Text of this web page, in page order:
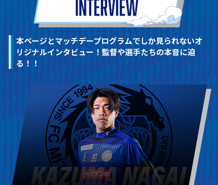
本ページとマッチデープログラムでしか見られないオ
リジナルインタビュー！監督や選手たちの本音に迫
る！！